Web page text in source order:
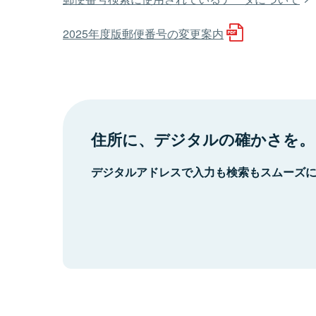
2025年度版郵便番号の変更案内
住所に、デジタルの確かさを。
デジタルアドレスで入力も検索もスムーズ